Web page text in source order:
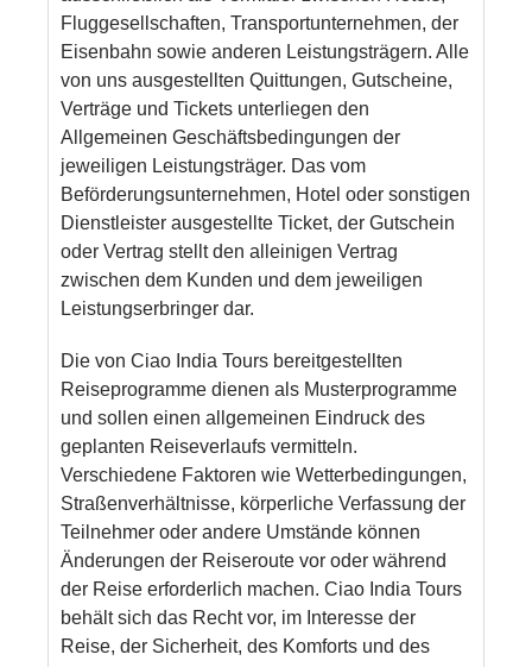
Fluggesellschaften, Transportunternehmen, der
Eisenbahn sowie anderen Leistungsträgern. Alle
von uns ausgestellten Quittungen, Gutscheine,
Verträge und Tickets unterliegen den
Allgemeinen Geschäftsbedingungen der
jeweiligen Leistungsträger. Das vom
Beförderungsunternehmen, Hotel oder sonstigen
Dienstleister ausgestellte Ticket, der Gutschein
oder Vertrag stellt den alleinigen Vertrag
zwischen dem Kunden und dem jeweiligen
Leistungserbringer dar.
Die von Ciao India Tours bereitgestellten
Reiseprogramme dienen als Musterprogramme
und sollen einen allgemeinen Eindruck des
geplanten Reiseverlaufs vermitteln.
Verschiedene Faktoren wie Wetterbedingungen,
Straßenverhältnisse, körperliche Verfassung der
Teilnehmer oder andere Umstände können
Änderungen der Reiseroute vor oder während
der Reise erforderlich machen. Ciao India Tours
behält sich das Recht vor, im Interesse der
Reise, der Sicherheit, des Komforts und des